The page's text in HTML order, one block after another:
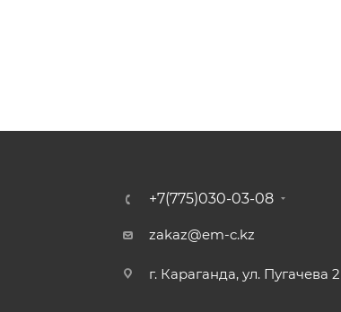
+7(775)030-03-08
zakaz@em-c.kz
г. Караганда, ул. Пугачева 2